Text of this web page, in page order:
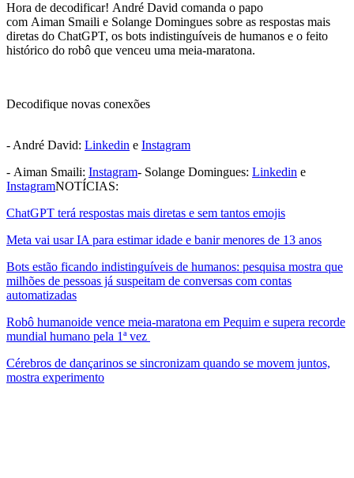
Hora de decodificar! André David comanda o papo
com Aiman Smaili e Solange Domingues sobre as respostas mais
diretas do ChatGPT, os bots indistinguíveis de humanos e o feito
histórico do robô que venceu uma meia-maratona.
Decodifique novas conexões
- André David: Linkedin e Instagram
- Aiman Smaili: Instagram- Solange Domingues: Linkedin e
InstagramNOTÍCIAS:
ChatGPT terá respostas mais diretas e sem tantos emojis
Meta vai usar IA para estimar idade e banir menores de 13 anos
Bots estão ficando indistinguíveis de humanos: pesquisa mostra que
milhões de pessoas já suspeitam de conversas com contas
automatizadas
Robô humanoide vence meia-maratona em Pequim e supera recorde
mundial humano pela 1ª vez
Cérebros de dançarinos se sincronizam quando se movem juntos,
mostra experimento